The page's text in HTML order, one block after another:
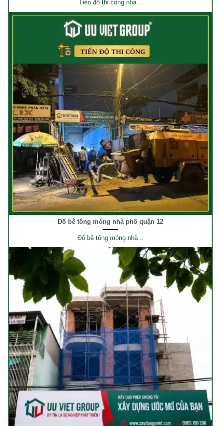
Tiến độ thi công nhà ..
Đổ bê tông móng nhà phố quận 12
Đổ bê tông móng nhà ..